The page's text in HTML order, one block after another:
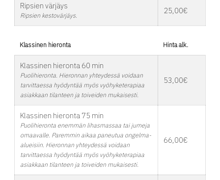
Ripsien värjäys
Ripsien kestovärjäys. 25,00€
Klassinen hieronta Hinta alk.
Klassinen hieronta 60 min
Puolihieronta. Hieronnan yhteydessä voidaan
tarvittaessa hyödyntää myös vyöhyketerapiaa
asiakkaan tilanteen ja toiveiden mukaisesti.
53,00€
Klassinen hieronta 75 min
Puolihieronta enemmän lihasmassaa tai jumeja
omaavalle. Paremmin aikaa paneutua ongelma-
alueisiin. Hieronnan yhteydessä voidaan
tarvittaessa hyödyntää myös vyöhyketerapiaa
asiakkaan tilanteen ja toiveiden mukaisesti.
66,00€